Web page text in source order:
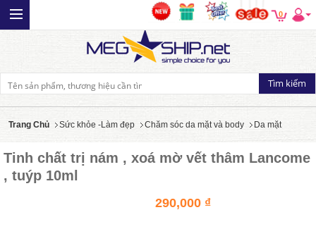
0
Trang Chủ Sức khỏe -Làm đẹp Chăm sóc da mặt và body Da mặt
Tinh chất trị nám , xoá mờ vết thâm Lancome
, tuýp 10ml
290,000 ₫